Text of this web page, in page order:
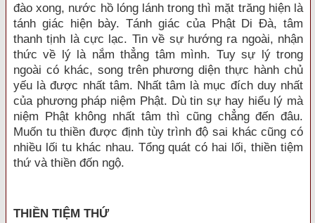
đào xong, nước hồ lóng lánh trong thì mặt trăng hiện là
tánh giác hiện bày. Tánh giác của Phật Di Ðà, tâm
thanh tịnh là cực lạc. Tin về sự hướng ra ngoài, nhận
thức về lý là nắm thẳng tâm mình. Tuy sự lý trong
ngoài có khác, song trên phương diện thực hành chủ
yếu là được nhất tâm. Nhất tâm là mục đích duy nhất
của phương pháp niệm Phật. Dù tin sự hay hiểu lý mà
niệm Phật không nhất tâm thì cũng chẳng đến đâu.
Muốn tu thiền được định tùy trình độ sai khác cũng có
nhiều lối tu khác nhau. Tổng quát có hai lối, thiền tiệm
thứ và thiền đốn ngộ.
THIỀN TIỆM THỨ